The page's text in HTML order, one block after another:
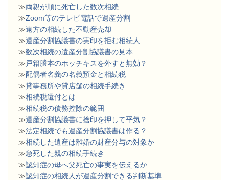
≫両親が順に死亡した数次相続
≫Zoom等のテレビ電話で遺産分割
≫遠方の相続した不動産売却
≫遺産分割協議書の実印を拒む相続人
≫数次相続の遺産分割協議書の見本
≫ 戸籍謄本のホッチキスを外すと無効？
≫配偶者名義の名義預金と相続税
≫貸事務所や貸店舗の相続手続き
≫相続税還付とは
≫相続税の債務控除の範囲
≫遺産分割協議書に捨印を押して平気？
≫法定相続でも遺産分割協議書は作る？
≫相続した遺産は離婚の財産分与の対象か
≫急死した親の相続手続き
≫認知症の母へ父死亡の事実を伝えるか
≫認知症の相続人が遺産分割できる判断基準